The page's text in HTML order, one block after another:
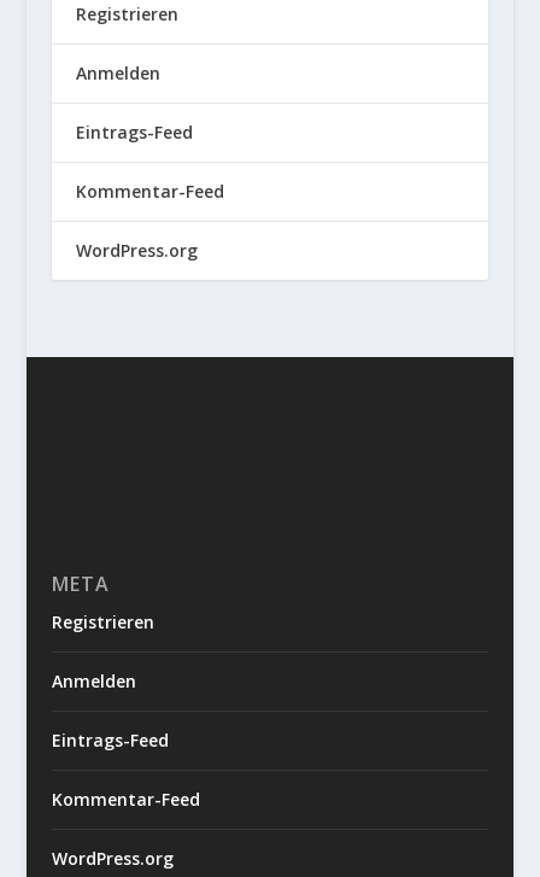
Registrieren
Anmelden
Eintrags-Feed
Kommentar-Feed
WordPress.org
META
Registrieren
Anmelden
Eintrags-Feed
Kommentar-Feed
WordPress.org